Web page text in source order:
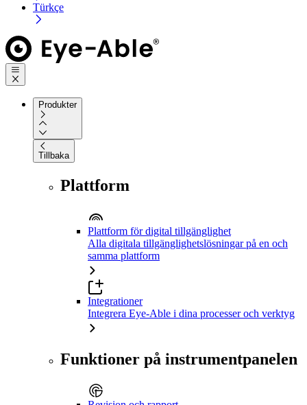
Türkçe
Produkter
Tillbaka
Plattform
Plattform för digital tillgänglighet
Alla digitala tillgänglighetslösningar på en och
samma plattform
Integrationer
Integrera Eye-Able i dina processer och verktyg
Funktioner på instrumentpanelen